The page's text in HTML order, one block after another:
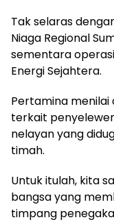
Tak selaras
Niaga Regional
sementara
Energi Sejahtera.
Pertamina menilai
terkait
nelayan yang
timah.
Untuk itulah, kita
bangsa yang
timpang